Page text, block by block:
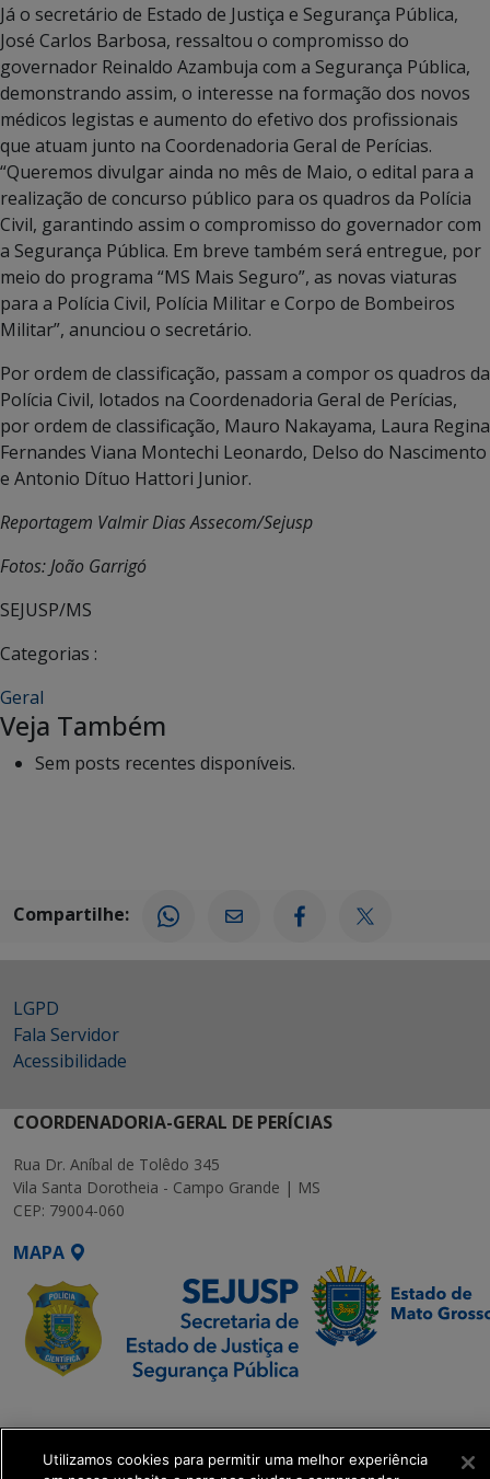
Já o secretário de Estado de Justiça e Segurança Pública,
José Carlos Barbosa, ressaltou o compromisso do
governador Reinaldo Azambuja com a Segurança Pública,
demonstrando assim, o interesse na formação dos novos
médicos legistas e aumento do efetivo dos profissionais
que atuam junto na Coordenadoria Geral de Perícias.
“Queremos divulgar ainda no mês de Maio, o edital para a
realização de concurso público para os quadros da Polícia
Civil, garantindo assim o compromisso do governador com
a Segurança Pública. Em breve também será entregue, por
meio do programa “MS Mais Seguro”, as novas viaturas
para a Polícia Civil, Polícia Militar e Corpo de Bombeiros
Militar”, anunciou o secretário.
Por ordem de classificação, passam a compor os quadros da
Polícia Civil, lotados na Coordenadoria Geral de Perícias,
por ordem de classificação, Mauro Nakayama, Laura Regina
Fernandes Viana Montechi Leonardo, Delso do Nascimento
e Antonio Dítuo Hattori Junior.
Reportagem Valmir Dias Assecom/Sejusp
Fotos: João Garrigó
SEJUSP/MS
Categorias :
Geral
Veja Também
Sem posts recentes disponíveis.
Compartilhe:
LGPD
Fala Servidor
Acessibilidade
COORDENADORIA-GERAL DE PERÍCIAS
Rua Dr. Aníbal de Tolêdo 345
Vila Santa Dorotheia - Campo Grande | MS
CEP: 79004-060
MAPA
Executiva de
Transformação Digital
Utilizamos cookies para permitir uma melhor experiência